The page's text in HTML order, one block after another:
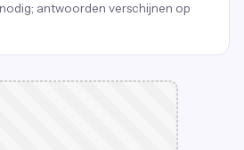
antwoorden verschijnen op